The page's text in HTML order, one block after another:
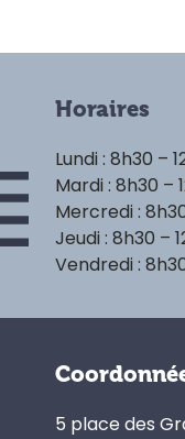
Horaires
Lundi : 8h30 –
Mardi : 8h30 –
Mercredi :
Jeudi : 8h30 –
Vendredi :
5 place des